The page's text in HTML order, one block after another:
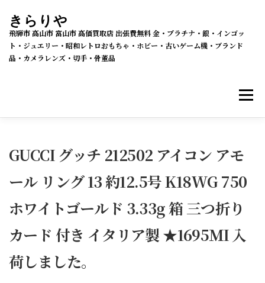
ン
ス
きらりや
飛騨市 高山市 富山市 高価買取店 出張費無料 金・プラチナ・銀・インゴッ
ト・ジュエリー・昭和レトロおもちゃ・ホビー・古いゲーム機・ブランド
品・カメラレンズ・切手・骨董品
メニ
メルカリSHOPS 公式ラクマ店 ヤフー2号店
買取の流れ 会社概要
GUCCI グッチ 212502 アイコン アモ
ール リング 13 約12.5号 K18WG 750
ホワイトゴールド 3.33g 箱 三つ折り
カード 付き イタリア製 ★1695ＭI 入
荷しました。